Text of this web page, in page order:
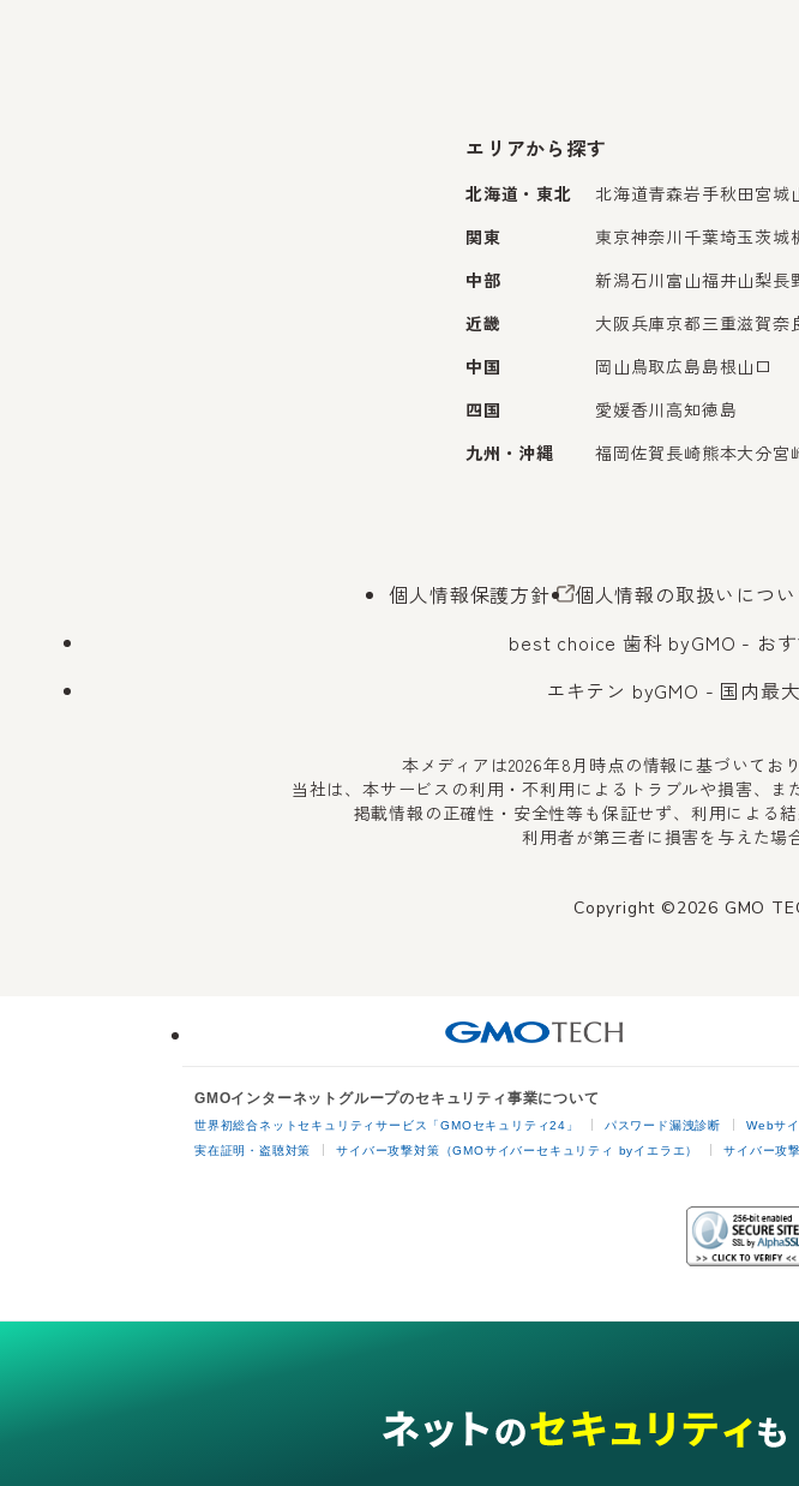
エリアから探す
北海道・東北 北海道青森岩手秋田宮城
関東
東京神奈川 千葉埼玉茨城
中部
新潟石川 富山福井山梨長
近畿
大阪兵庫京都三重滋賀奈
中国
岡山 鳥取広島島根山口
四国
愛媛香川 高知徳島
九州・沖縄
福岡佐賀長崎熊本大分宮
個人情報保護方針 個人情報の取扱いについ
best choice 歯科 byGMO - お
エキテン byGMO - 国内最
本メディアは2026年8月時点の情報に基づいてお
当社は、本サービスの利用・不利用によるトラブルや損害、
掲載情報の正確性・安全性等も保証せず、利用による
利用者が第三者に損害を与えた場
Copyright ©2026 GMO
GMOインターネットグループのセキュリティ事業について
世界初総合ネットセキュリティサービス「GMOセキュリティ24」 パスワード漏洩診断 Webサ
実在証明・盗聴対策 サイバー攻撃対策（GMOサイバーセキュリティ byイエラエ） サイバー攻